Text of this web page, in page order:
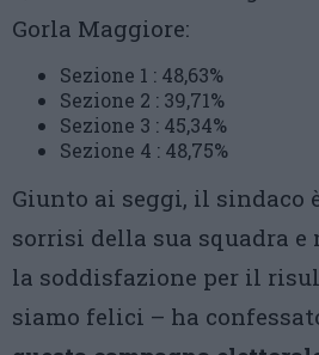
Gorla Maggiore:
Sezione 1 : 48,63%
Sezione 2 : 39,71%
Sezione 3 : 45,34%
Sezione 4 : 48,75%
Giunto ai seggi, il sindaco
sorrisi della sua squadra e
la soddisfazione per il
siamo felici – ha